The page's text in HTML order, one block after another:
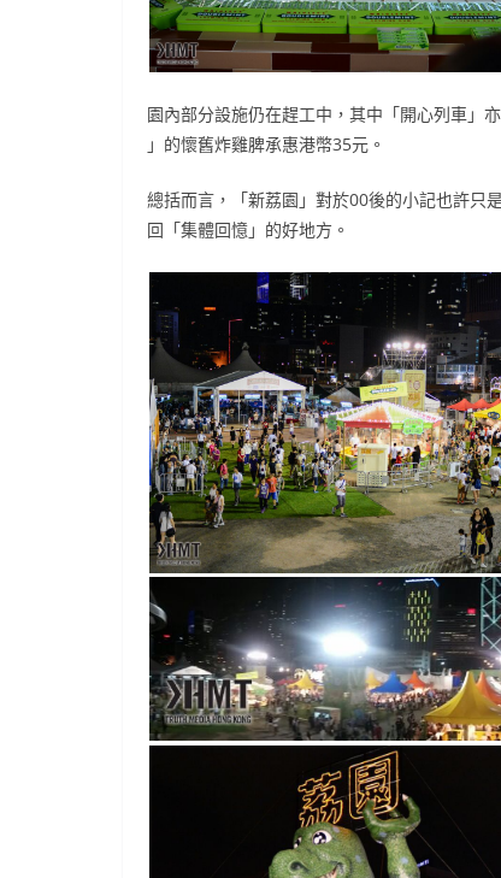
園內部分設施仍在趕工中，其中「開心列車」
」的懷舊炸雞脾承惠港幣35元。
總括而言，「新荔園」對於00後的小記也許只
回「集體回憶」的好地方。